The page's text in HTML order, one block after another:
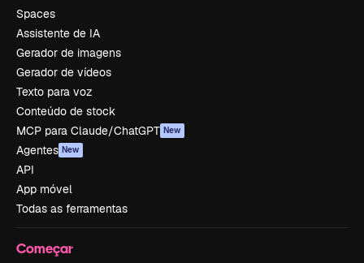
Spaces
Assistente de IA
Gerador de imagens
Gerador de vídeos
Texto para voz
Conteúdo de stock
MCP para Claude/ChatGPT New
Agentes New
API
App móvel
Todas as ferramentas
Começar